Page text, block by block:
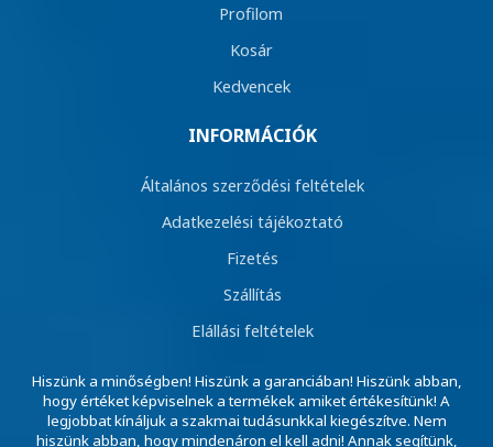
Profilom
Kosár
Kedvencek
INFORMÁCIÓK
Általános szerződési feltételek
Adatkezelési tájékoztató
Fizetés
Szállítás
Elállási feltételek
Hiszünk a minőségben! Hiszünk a garanciában! Hiszünk abban,
hogy értéket képviselnek a termékek amiket értékesítünk! A
legjobbat kínáljuk a szakmai tudásunkkal kiegészítve. Nem
hiszünk abban, hogy mindenáron el kell adni! Annak segítünk,